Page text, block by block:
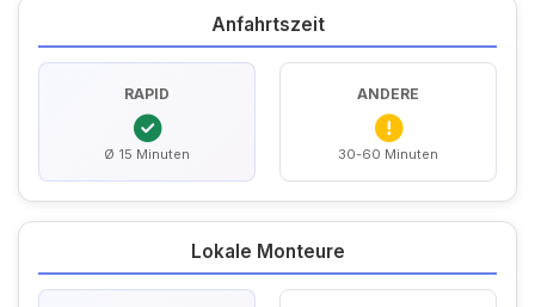
Anfahrtszeit
RAPID
Ø 15 Minuten
ANDERE
30-60 Minuten
Lokale Monteure